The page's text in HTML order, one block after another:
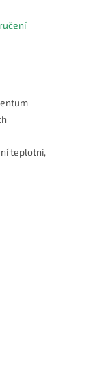
teplotni,